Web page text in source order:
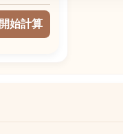
開始計算